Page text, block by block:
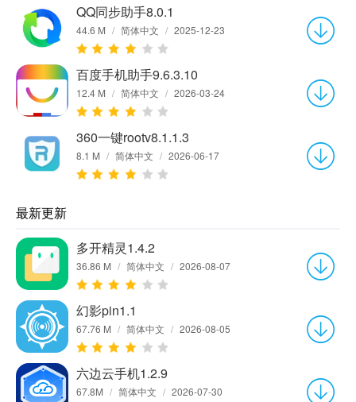
QQ同步助手8.0.1
44.6 M / 简体中文 / 2025-12-23
百度手机助手9.6.3.10
12.4 M / 简体中文 / 2026-03-24
360一键rootv8.1.1.3
8.1 M / 简体中文 / 2026-06-17
最新更新
多开精灵1.4.2
36.86 M / 简体中文 / 2026-08-07
幻影pin1.1
67.76 M / 简体中文 / 2026-08-05
六边云手机1.2.9
67.8M / 简体中文 / 2026-07-30